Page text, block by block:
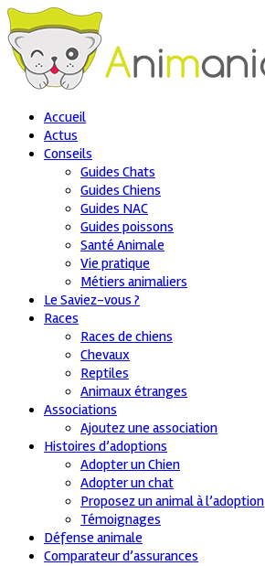
Accueil
Actus
Conseils
Guides Chats
Guides Chiens
Guides NAC
Guides poissons
Santé Animale
Vie pratique
Métiers animaliers
Le Saviez-vous ?
Races
Races de chiens
Chevaux
Reptiles
Animaux étranges
Associations
Ajoutez une association
Histoires d’adoptions
Adopter un Chien
Adopter un chat
Proposez un animal à l’adoption
Témoignages
Défense animale
Comparateur d’assurances